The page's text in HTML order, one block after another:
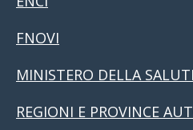
FNOVI
MINISTERO DELLA
REGIONI E PROVINCE